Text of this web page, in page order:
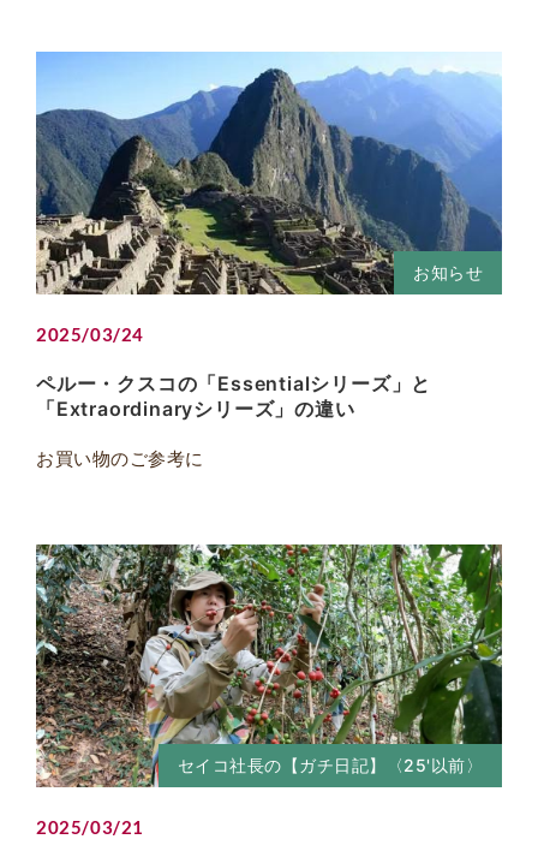
お知らせ
2025/03/24
ペルー・クスコの「Essentialシリーズ」と
「Extraordinaryシリーズ」の違い
お買い物のご参考に
セイコ社長の【ガチ日記】〈25'以前〉
2025/03/21